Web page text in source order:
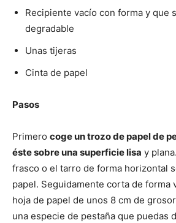
Recipiente vacío con forma y que
degradable
Unas tijeras
Cinta de papel
Pasos
Primero coge un trozo de papel de
éste sobre una superficie lisa y
frasco o el tarro de forma horizontal
papel. Seguidamente corta de forma
hoja de papel de unos 8 cm de
una especie de pestaña que puedas